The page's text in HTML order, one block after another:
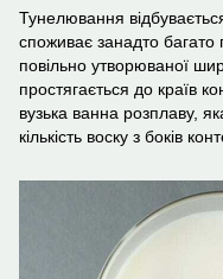
Тунелювання
споживає занадто багато
повільно утворюваної
простягається до країв
вузька ванна розплаву,
кількість воску з боків